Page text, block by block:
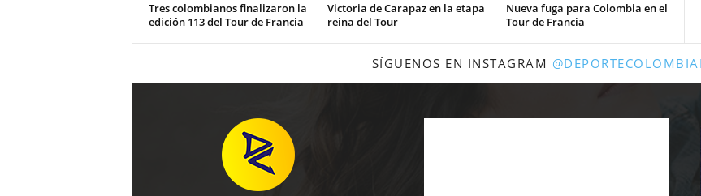
Tres colombianos finalizaron la
edición 113 del Tour de Francia
Victoria de Carapaz en la etapa
reina del Tour
Nueva fuga para Colombia en el
Tour de Francia
SÍGUENOS EN INSTAGRAM